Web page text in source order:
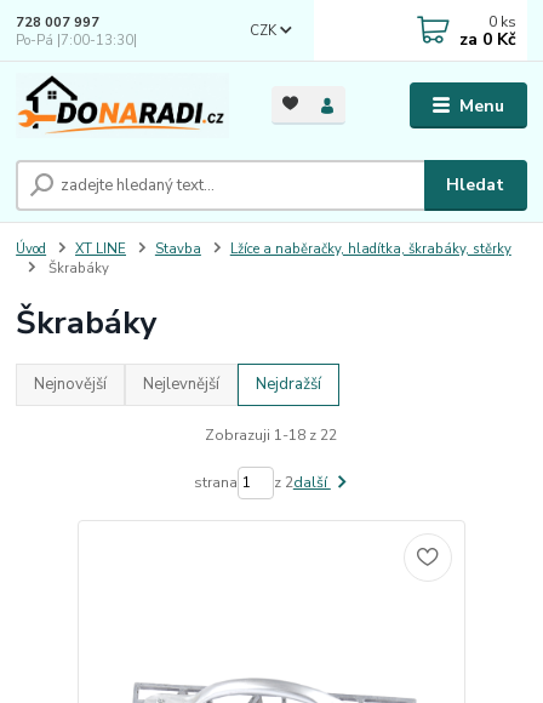
Menu
CZK
Hledat
728 007 997
Po-Pá |7:00-13:30|
0 ks
za 0 Kč
Úvod XT LINE Stavba
Lžíce a naběračky, hladítka, škrabáky, stěrky
Škrabáky
Škrabáky
Nejnovější Nejlevnější Nejdražší
Zobrazuji 1-18 z 22
strana z 2další